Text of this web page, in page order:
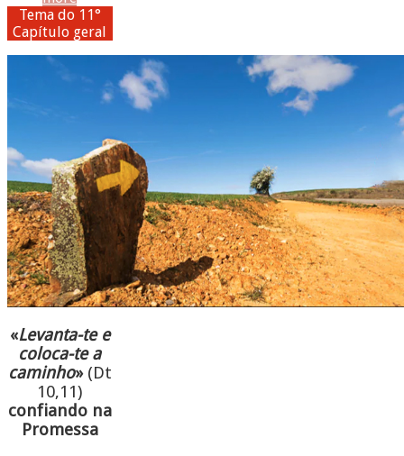
Tema do 11°
Capítulo geral
«Levanta-te e
coloca-te a
caminho»(Dt
10,11)
confiando na
Promessa